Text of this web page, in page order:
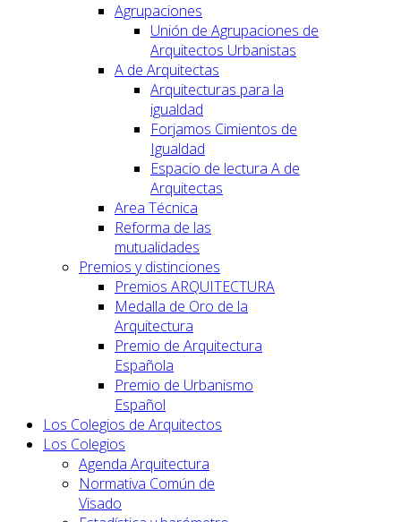
Agrupaciones
Unión de Agrupaciones de
Arquitectos Urbanistas
A de Arquitectas
Arquitecturas para la
igualdad
Forjamos Cimientos de
Igualdad
Espacio de lectura A de
Arquitectas
Area Técnica
Reforma de las
mutualidades
Premios y distinciones
Premios ARQUITECTURA
Medalla de Oro de la
Arquitectura
Premio de Arquitectura
Española
Premio de Urbanismo
Español
Los Colegios de Arquitectos
Los Colegios
Agenda Arquitectura
Normativa Común de
Visado